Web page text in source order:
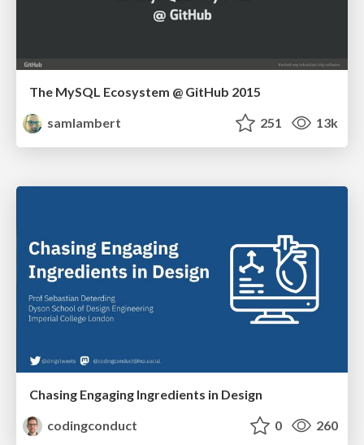
The MySQL Ecosystem @ GitHub 2015
samlambert
251 13k
Chasing Engaging Ingredients in Design
codingconduct
0 260